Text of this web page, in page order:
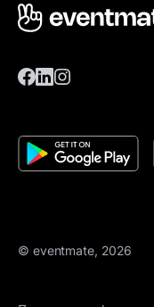
© eventmate, 2026